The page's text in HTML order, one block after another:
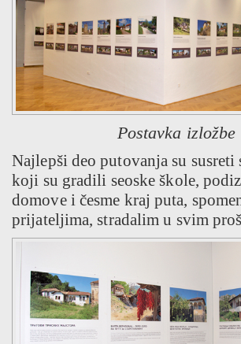
Postavka izložbe
Najlepši deo putovanja su susreti
koji su gradili seoske škole,
domove i česme kraj puta,
prijateljima, stradalim u svim